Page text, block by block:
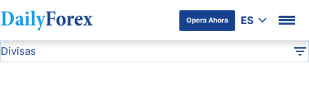
Opera Ahora ES
Divulgación del Anunciante
Divisas